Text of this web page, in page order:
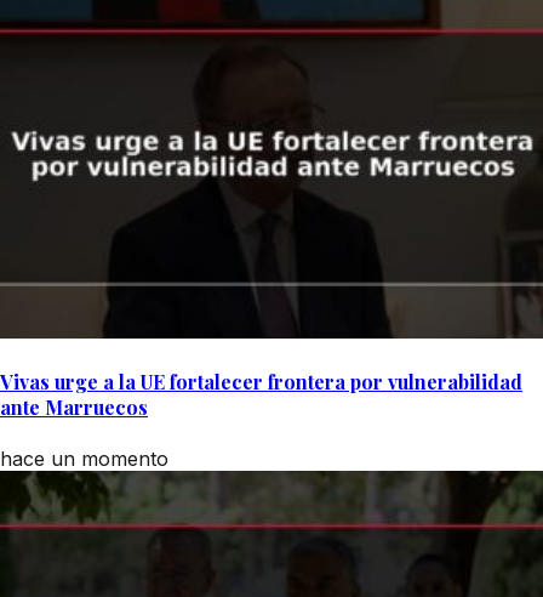
Vivas urge a la UE fortalecer frontera por vulnerabilidad
ante Marruecos
hace un momento